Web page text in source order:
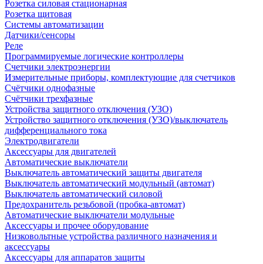
Розетка силовая стационарная
Розетка щитовая
Системы автоматизации
Датчики/сенсоры
Реле
Программируемые логические контроллеры
Счетчики электроэнергии
Измерительные приборы, комплектующие для счетчиков
Счётчики однофазные
Счётчики трехфазные
Устройства защитного отключения (УЗО)
Устройство защитного отключения (УЗО)/выключатель
дифференциального тока
Электродвигатели
Аксессуары для двигателей
Автоматические выключатели
Выключатель автоматический защиты двигателя
Выключатель автоматический модульный (автомат)
Выключатель автоматический силовой
Предохранитель резьбовой (пробка-автомат)
Автоматические выключатели модульные
Аксессуары и прочее оборудование
Низковольтные устройства различного назначения и
аксессуары
Аксессуары для аппаратов защиты